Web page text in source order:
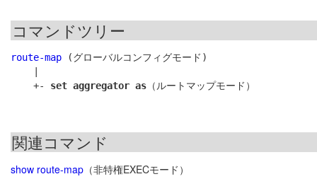
コマンドツリー
route-map (グローバルコンフィグモード)
    +-
set aggregator as
関連コマンド
show route-map （非特権EXECモード）